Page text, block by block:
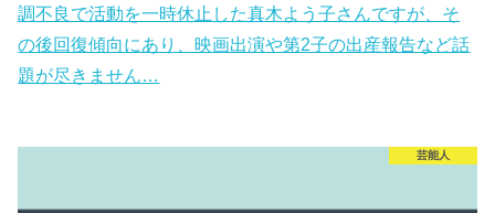
調不良で活動を一時休止した真木よう子さんですが、そ
の後回復傾向にあり、映画出演や第2子の出産報告など話
題が尽きません…
芸能人